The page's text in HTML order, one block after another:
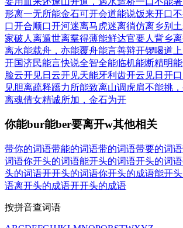
形离一无所能金石可开会道能说饭来开口
口开合顺口开河迷离马虎迷离徜仿离乡别土
家破人离遁世离羣得薄能鲜达官要人 背乡
离水能载舟，亦能覆舟能言善辩开锣喝道
开国济民能言快说全智全能临机能断精明
脸云开见日 云开见天能牙利齿开云见日 开
见胆离疏释蹻力所能致离山调虎肩不能挑
离魂倩女精诚所加，金石为开
你能bur能ber要离开w其他相关
带你的词语带能的词语带的词语带要的词语
词语你开头的词语能开头的词语开头的词语
头的词语开开头的词语你开头的成语能开
语离开头的成语开开头的成语
按拼音查词语